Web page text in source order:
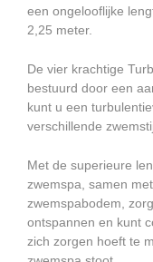
een ongelooflijke
2,25 meter.
De vier krachtige
bestuurd door een
kunt u een
verschillende
Met de superieure
zwemspa, samen
zwemspabodem,
ontspannen en kunt
zich zorgen hoeft te